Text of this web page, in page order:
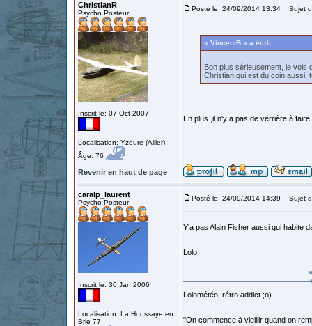
ChristianR
Psycho Posteur
Inscrit le: 07 Oct 2007
Localisation: Yzeure (Allier)
Âge: 76
Posté le: 24/09/2014 13:34 Sujet
« VincentB » a écrit:
Bon plus sérieusement, je vois
Christian qui est du coin aussi,
En plus ,il n'y a pas de vérrière à
Revenir en haut de page
caralp_laurent
Psycho Posteur
Inscrit le: 30 Jan 2006
Localisation: La Houssaye en
Brie 77
Posté le: 24/09/2014 14:39 Sujet
Y'a pas Alain Fisher aussi qui habite
Lolo
Lolométéo, rétro addict ;o)
"On commence à vieillir quand on